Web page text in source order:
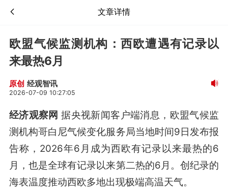
文章详情
欧盟气候监测机构：西欧遭遇有记录以
来最热6月
原创 经观智讯
2026-07-09 10:27:05
经济观察网 据央视新闻客户端消息，欧盟气候监
测机构哥白尼气候变化服务局当地时间9日发布报
告称，2026年6月成为西欧有记录以来最热的6
月，也是全球有记录以来第二热的6月。创纪录的
海表温度推动西欧多地出现极端高温天气。